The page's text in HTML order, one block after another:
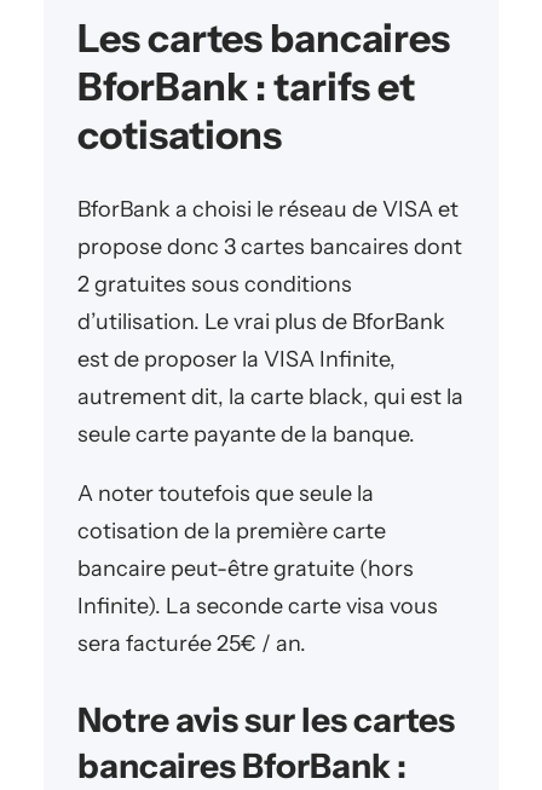
Les cartes bancaires
BforBank : tarifs et
cotisations
BforBank a choisi le réseau de VISA et
propose donc 3 cartes bancaires dont
2 gratuites sous conditions
d’utilisation. Le vrai plus de BforBank
est de proposer la VISA Infinite,
autrement dit, la carte black, qui est la
seule carte payante de la banque.
A noter toutefois que seule la
cotisation de la première carte
bancaire peut-être gratuite (hors
Infinite). La seconde carte visa vous
sera facturée 25€ / an.
Notre avis sur les cartes
bancaires BforBank :